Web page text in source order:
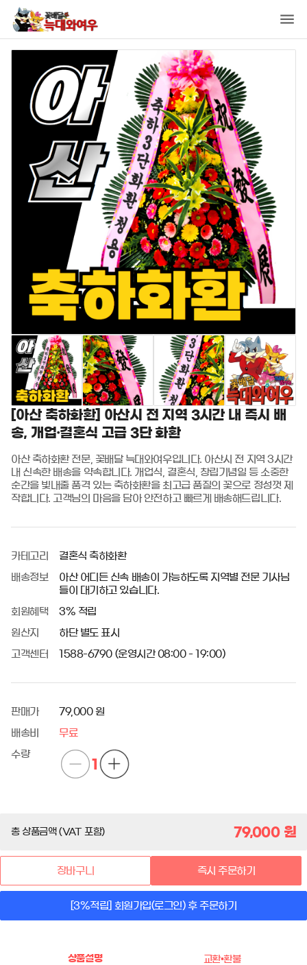
[아산 축하화환] 아산시 전 지역 3시간 내 즉시 배
송, 개업·결혼식 고급 3단 화환
아산 축하화환 전문, 꽃배달 늑대와여우입니다. 아산시 전 지역 3시간
내 신속한 배송을 약속합니다. 개업식, 결혼식, 창립기념일 등 소중한
순간을 빛내줄 품격 있는 축하화환을 최고급 품질의 꽃으로 정성껏 제
작합니다. 고객님의 마음을 담아 안전하고 빠르게 배송해드립니다.
카테고리 결혼식 축하화환
배송정보
아산 어디든 신속 배송이 가능하도록 지역별 전문 기사님
들이 대기하고 있습니다.
회원혜택 3% 적립
원산지 하단 별도 표시
고객센터 1588-6790 (운영시간 08:00 - 19:00)
판매가 79,000 원
배송비 무료
수량
1
총 상품금액 (VAT 포함) 79,000원
장바구니 즉시 주문하기
[3%적립] 회원가입(로그인) 후 주문하기
상품설명 교환•환불